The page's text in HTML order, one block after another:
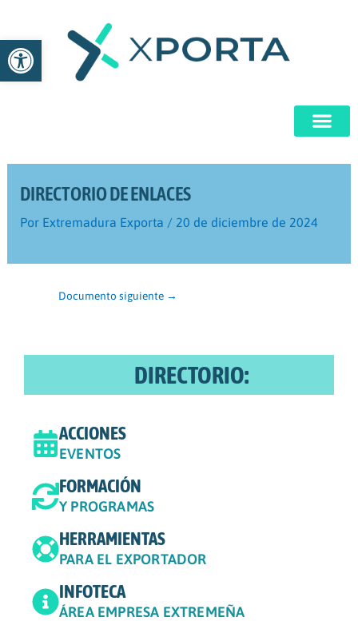
Abrir barra de herramientas
contenido
DIRECTORIO DE ENLACES
Por Extremadura Exporta / 20 de diciembre de 2024
Documento siguiente →
DIRECTORIO:
ACCIONES
EVENTOS
FORMACIÓN
Y PROGRAMAS
HERRAMIENTAS
PARA EL EXPORTADOR
INFOTECA
ÁREA EMPRESA EXTREMEÑA